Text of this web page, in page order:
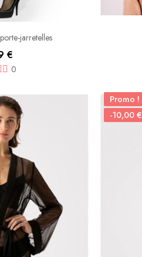
jarretelles
€
0
Promo !
-10,00 €